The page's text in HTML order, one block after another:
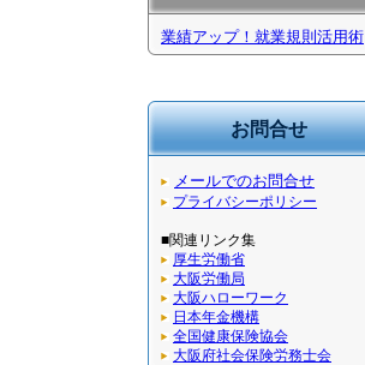
業績アップ！就業規則活用術
お問合せ
メールでのお問合せ
プライバシーポリシー
■関連リンク集
厚生労働省
大阪労働局
大阪ハローワーク
日本年金機構
全国健康保険協会
大阪府社会保険労務士会